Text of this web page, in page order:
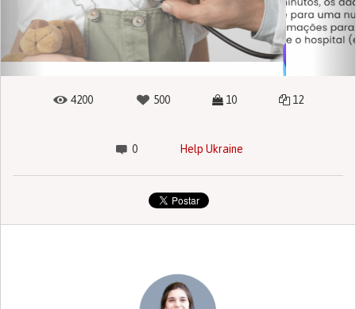
4200 500 10 12
0 Help Ukraine